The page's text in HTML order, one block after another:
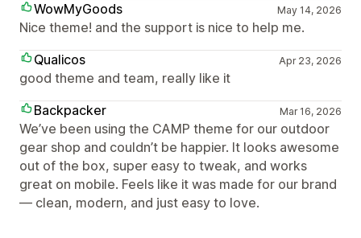
WowMyGoods
May 14, 2026
Nice theme! and the support is nice to help me.
Qualicos
Apr 23, 2026
good theme and team, really like it
Backpacker
Mar 16, 2026
We’ve been using the CAMP theme for our outdoor
gear shop and couldn’t be happier. It looks awesome
out of the box, super easy to tweak, and works
great on mobile. Feels like it was made for our brand
— clean, modern, and just easy to love.